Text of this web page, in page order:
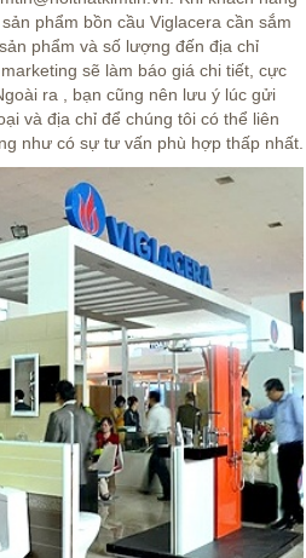
phẩm bồn cầu Viglacera cần sắm
phẩm và số lượng đến địa chỉ
sẽ làm báo giá chi tiết, cực
ra , bạn cũng nên lưu ý lúc gửi
và địa chỉ để chúng tôi có thể liên
như có sự tư vấn phù hợp thấp nhất.